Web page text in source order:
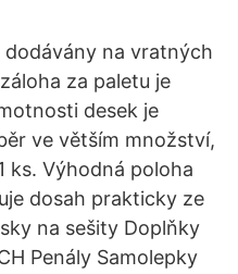
dodávány na vratných
za paletu je
desek je
ve větším množství,
ks. Výhodná poloha
dosah prakticky ze
na sešity Doplňky
Penály Samolepky